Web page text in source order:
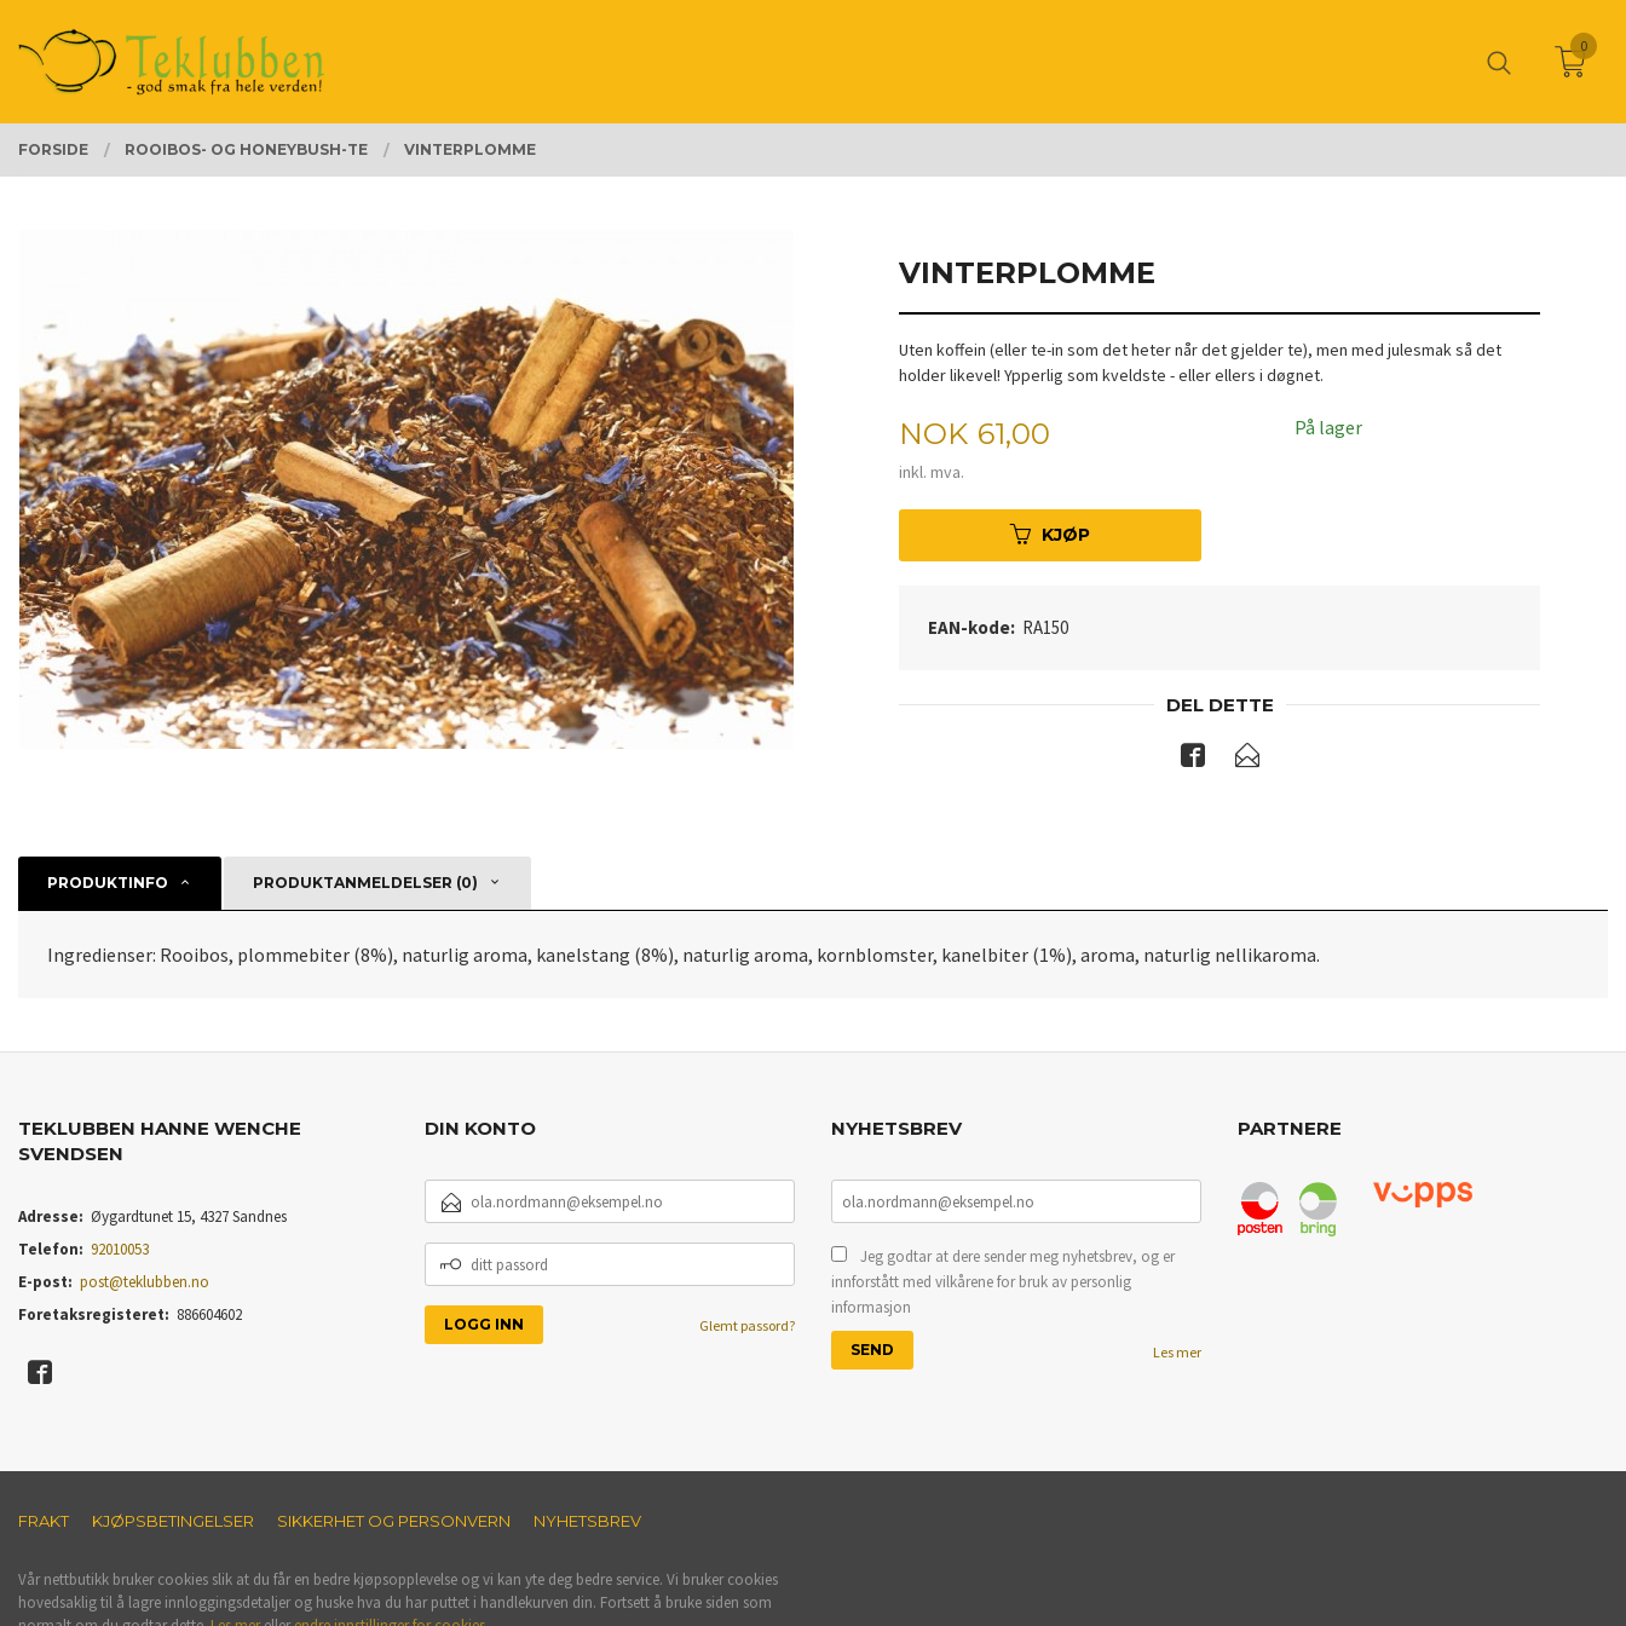
innholdet
PRODUKTER 0
FORSIDE ROOIBOS- OG HONEYBUSH-TE VINTERPLOMME
VINTERPLOMME
Uten koffein (eller te-in som det heter når det gjelder te), men med julesmak så det
holder likevel! Ypperlig som kveldste - eller ellers i døgnet.
Pris
NOK 61,00
inkl. mva.
På lager
KJØP
EAN-kode: RA150
DEL DETTE
PRODUKTINFO PRODUKTANMELDELSER (0)
Ingredienser: Rooibos, plommebiter (8%), naturlig aroma, kanelstang (8%), naturlig aroma, kornblomster, kanelbiter (1%), aroma, naturlig nellikaroma.
TEKLUBBEN HANNE WENCHE
SVENDSEN
Adresse: Øygardtunet 15, 4327 Sandnes
Telefon: 92010053
E-post: post@teklubben.no
Foretaksregisteret: 886604602
DIN KONTO
POSTADRESSE
PASSORD
Glemt passord?
NYHETSBREV
Jeg godtar at dere sender meg nyhetsbrev, og er
innforstått med vilkårene for bruk av personlig
informasjon
Les mer
PARTNERE
FRAKT KJØPSBETINGELSER SIKKERHET OG PERSONVERN NYHETSBREV
Vår nettbutikk bruker cookies slik at du får en bedre kjøpsopplevelse og vi kan yte deg bedre service. Vi bruker cookies
hovedsaklig til å lagre innloggingsdetaljer og huske hva du har puttet i handlekurven din. Fortsett å bruke siden som